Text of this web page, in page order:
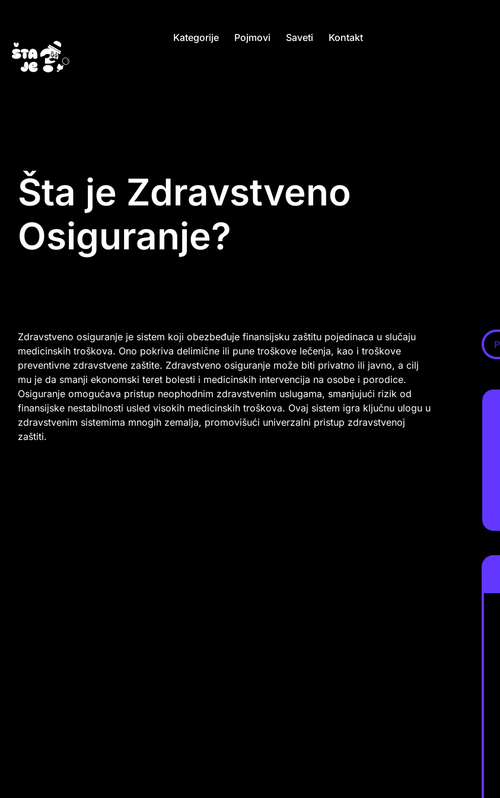
Kategorije Pojmovi Saveti Kontakt
Šta je Zdravstveno
Osiguranje?
Zdravstveno osiguranje je sistem koji obezbeđuje finansijsku zaštitu pojedinaca u slučaju
medicinskih troškova. Ono pokriva delimične ili pune troškove lečenja, kao i troškove
preventivne zdravstvene zaštite. Zdravstveno osiguranje može biti privatno ili javno, a cilj
mu je da smanji ekonomski teret bolesti i medicinskih intervencija na osobe i porodice.
Osiguranje omogućava pristup neophodnim zdravstvenim uslugama, smanjujući rizik od
finansijske nestabilnosti usled visokih medicinskih troškova. Ovaj sistem igra ključnu ulogu u
zdravstvenim sistemima mnogih zemalja, promovišući univerzalni pristup zdravstvenoj
zaštiti.